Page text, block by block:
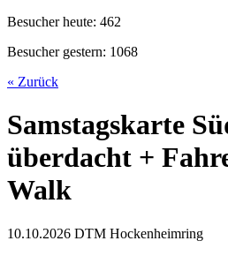
Besucher heute: 462
Besucher gestern: 1068
« Zurück
Samstagskarte
überdacht +
Walk
10.10.2026 DTM Hockenheimring